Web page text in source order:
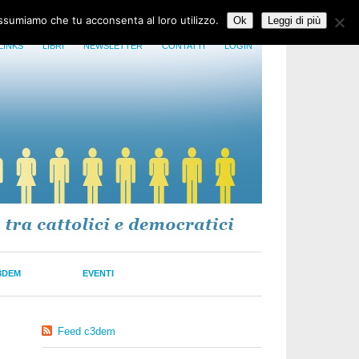
LIBRI NEWSLETTER CONTATTI LOGIN
EVENTI
Feed c3dem
che tu acconsenta al loro utilizzo. Ok Leggi di più